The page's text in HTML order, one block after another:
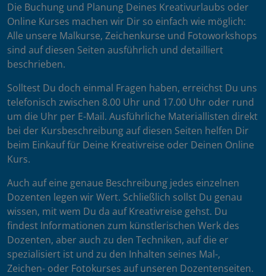
Die Buchung und Planung Deines Kreativurlaubs oder
Online Kurses machen wir Dir so einfach wie möglich:
Alle unsere Malkurse, Zeichenkurse und Fotoworkshops
sind auf diesen Seiten ausführlich und detailliert
beschrieben.
Solltest Du doch einmal Fragen haben, erreichst Du uns
telefonisch zwischen 8.00 Uhr und 17.00 Uhr oder rund
um die Uhr per E-Mail. Ausführliche Materiallisten direkt
bei der Kursbeschreibung auf diesen Seiten helfen Dir
beim Einkauf für Deine Kreativreise oder Deinen Online
Kurs.
Auch auf eine genaue Beschreibung jedes einzelnen
Dozenten legen wir Wert. Schließlich sollst Du genau
wissen, mit wem Du da auf Kreativreise gehst. Du
findest Informationen zum künstlerischen Werk des
Dozenten, aber auch zu den Techniken, auf die er
spezialisiert ist und zu den Inhalten seines Mal-,
Zeichen- oder Fotokurses auf unseren Dozentenseiten.